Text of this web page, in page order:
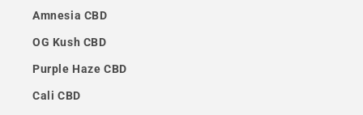
Amnesia CBD
OG Kush CBD
Purple Haze CBD
Cali CBD